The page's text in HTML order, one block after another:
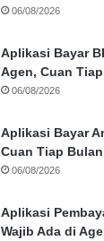
06/08/2026
Aplikasi Bayar
Agen, Cuan
06/08/2026
Aplikasi Bayar
Cuan Tiap Bulan
06/08/2026
Aplikasi
Wajib Ada di